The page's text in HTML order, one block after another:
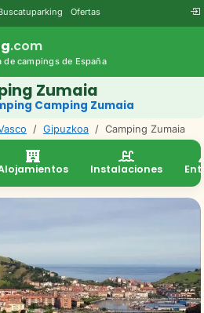
Ofertas
.com
de campings de España
Zumaia
Camping Zumaia
/ Gipuzkoa / Camping Zumaia
Instalaciones